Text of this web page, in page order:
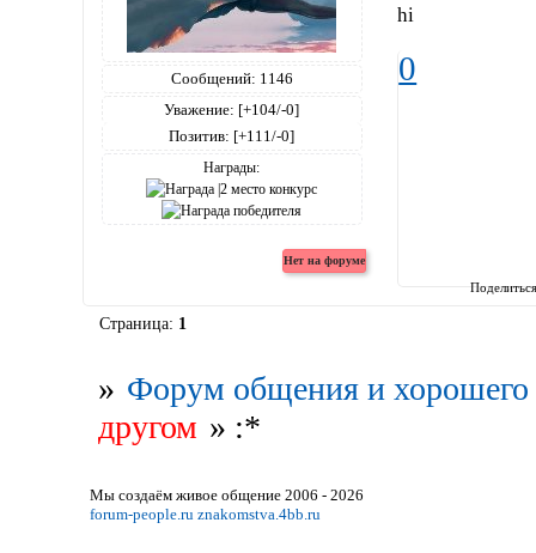
Сообщений: 1146
Уважение: [+104/-0]
Позитив: [+111/-0]
Награды:
hi
0
Страница: 1
» Форум общения и хорошего
другом » :*
Мы создаём живое общение 2006 - 2026
forum-people.ru znakomstva.4bb.ru